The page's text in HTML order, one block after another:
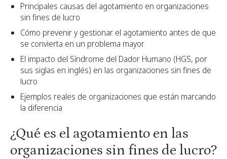
Principales causas del agotamiento en organizaciones
sin fines de lucro
Cómo prevenir y gestionar el agotamiento antes de que
se convierta en un problema mayor
El impacto del Síndrome del Dador Humano (HGS, por
sus siglas en inglés) en las organizaciones sin fines de
lucro
Ejemplos reales de organizaciones que están marcando
la diferencia
¿Qué es el agotamiento en las
organizaciones sin fines de lucro?